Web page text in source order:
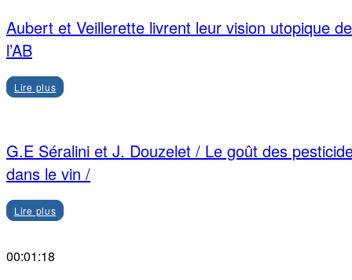
Aubert et Veillerette livrent leur vision utopique de
l’AB
Lire plus
G.E Séralini et J. Douzelet / Le goût des
dans le vin /
Lire plus
00:01:18